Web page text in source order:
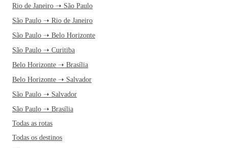
Rio de Janeiro ➝ São Paulo
São Paulo ➝ Rio de Janeiro
São Paulo ➝ Belo Horizonte
São Paulo ➝ Curitiba
Belo Horizonte ➝ Brasília
Belo Horizonte ➝ Salvador
São Paulo ➝ Salvador
São Paulo ➝ Brasília
Todas as rotas
Todas os destinos